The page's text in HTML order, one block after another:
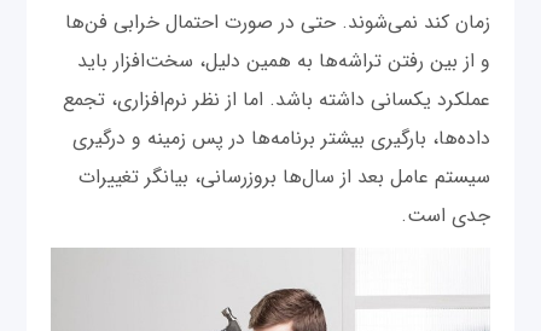
زمان کند نمی‌شوند. حتی در صورت احتمال خرابی فن‌ها
و از بین رفتن تراشه‌ها به همین دلیل، سخت‌افزار باید
عملکرد یکسانی داشته باشد. اما از نظر نرم‌افزاری، تجمع
داده‌ها، بارگیری بیشتر برنامه‌ها در پس زمینه و درگیری
سیستم عامل بعد از سال‌ها بروزرسانی، بیانگر تغییرات
جدی است.